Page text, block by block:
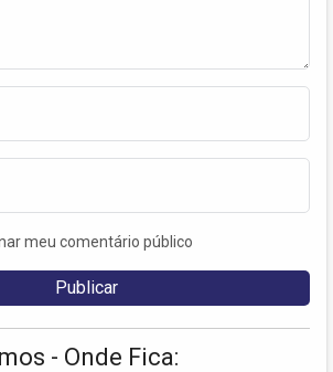
meu comentário público
- Onde Fica: